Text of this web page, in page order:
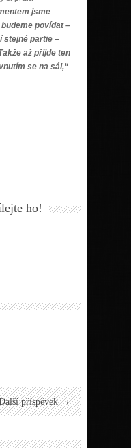
jsme
povídat –
stejné partie –
až přijde ten
se na sál,“
ho!
příspěvek →